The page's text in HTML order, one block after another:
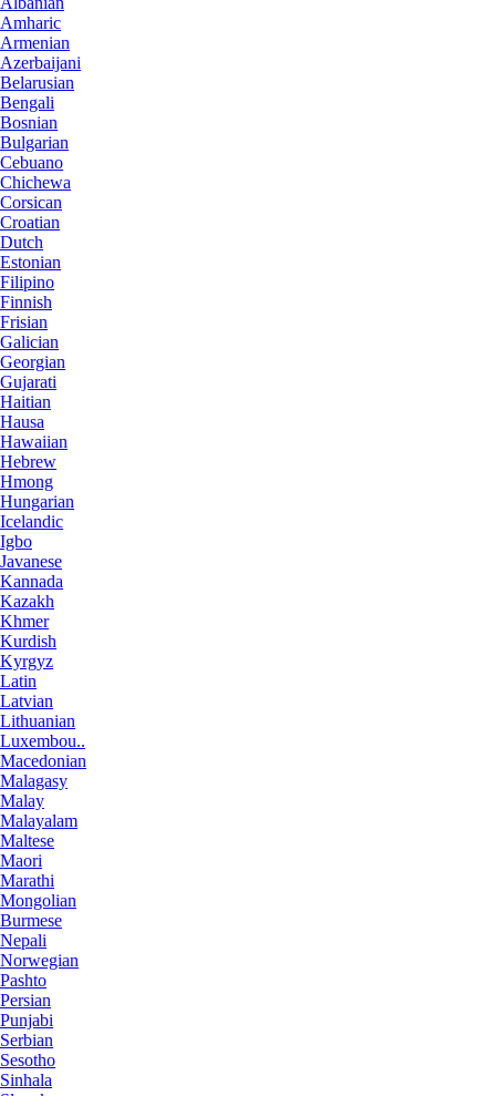
Amharic
Armenian
Azerbaijani
Belarusian
Bengali
Bosnian
Bulgarian
Cebuano
Chichewa
Corsican
Croatian
Dutch
Estonian
Filipino
Finnish
Frisian
Galician
Georgian
Gujarati
Haitian
Hausa
Hawaiian
Hebrew
Hmong
Hungarian
Icelandic
Igbo
Javanese
Kannada
Kazakh
Khmer
Kurdish
Kyrgyz
Latin
Latvian
Lithuanian
Luxembou..
Macedonian
Malagasy
Malay
Malayalam
Maltese
Maori
Marathi
Mongolian
Burmese
Nepali
Norwegian
Pashto
Persian
Punjabi
Serbian
Sesotho
Sinhala